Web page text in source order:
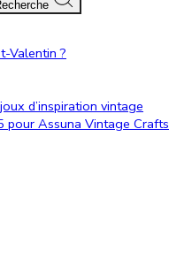
Valentin ?
d’inspiration vintage
pour Assuna Vintage Crafts